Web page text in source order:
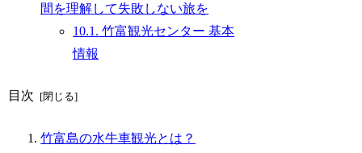
間を理解して失敗しない旅を
10.1. 竹富観光センター 基本
情報
目次
竹富島の水牛車観光とは？